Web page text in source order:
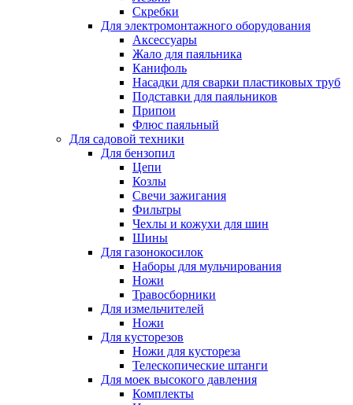
Скребки
Для электромонтажного оборудования
Аксессуары
Жало для паяльника
Канифоль
Насадки для сварки пластиковых труб
Подставки для паяльников
Припои
Флюс паяльный
Для садовой техники
Для бензопил
Цепи
Козлы
Свечи зажигания
Фильтры
Чехлы и кожухи для шин
Шины
Для газонокосилок
Наборы для мульчирования
Ножи
Травосборники
Для измельчителей
Ножи
Для кусторезов
Ножи для кустореза
Телескопические штанги
Для моек высокого давления
Комплекты